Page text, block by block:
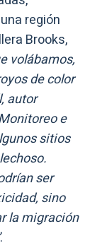
región
Brooks,
volábamos,
de color
autor
e
sitios
ser
sino
la migración
.